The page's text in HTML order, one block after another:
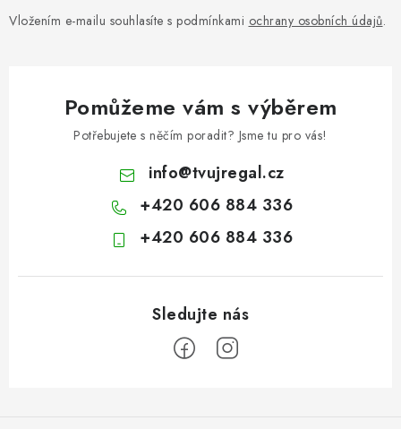
Vložením e-mailu souhlasíte s podmínkami ochrany osobních údajů.
Pomůžeme vám s výběrem
Potřebujete s něčím poradit? Jsme tu pro vás!
info@tvujregal.cz
+420 606 884 336
+420 606 884 336